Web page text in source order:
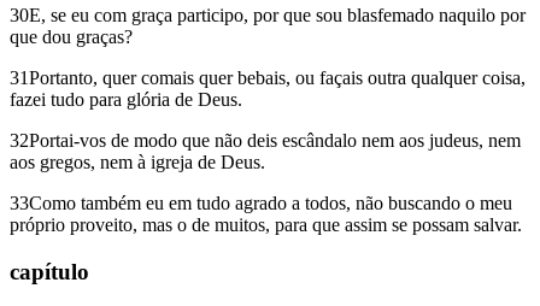
30E, se eu com graça participo, por que sou blasfemado naquilo por
que dou graças?
31Portanto, quer comais quer bebais, ou façais outra qualquer coisa,
fazei tudo para glória de Deus.
32Portai-vos de modo que não deis escândalo nem aos judeus, nem
aos gregos, nem à igreja de Deus.
33Como também eu em tudo agrado a todos, não buscando o meu
próprio proveito, mas o de muitos, para que assim se possam salvar.
capítulo